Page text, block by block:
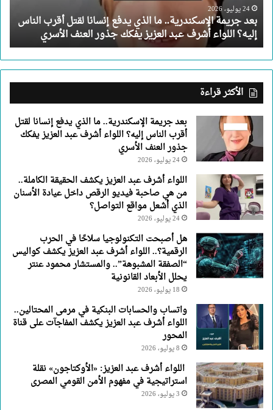
لقتل
أقرب
الناس
إليه؟
اللواء
أشرف
عبد
العزيز
جذور
العنف
الأسري
24 يوليو، 2026
بعد جريمة الإسكندرية.. ما الذي يدفع إنسانا لقتل أقرب الناس
إليه؟ اللواء أشرف عبد العزيز يفكك جذور العنف الأسري
الأكثر قراءة
بعد جريمة الإسكندرية.. ما الذي يدفع إنسانا لقتل
أقرب الناس إليه؟ اللواء أشرف عبد العزيز يفكك
جذور العنف الأسري
24 يوليو، 2026
اللواء أشرف عبد العزيز يكشف الحقيقة الكاملة..
من هي صاحبة فيديو الرقص داخل عيادة الأسنان
الذي أشعل مواقع التواصل؟
24 يوليو، 2026
هل أصبحت التكنولوجيا سلاحًا في الحرب
الرقمية؟.. اللواء أشرف عبد العزيز يكشف كواليس
“الصفقة المشبوهة”.. والمستشار محمود عنتر
يحلل الأبعاد القانونية
18 يوليو، 2026
واتساب والحسابات البنكية في مرمى المحتالين..
اللواء أشرف عبد العزيز يكشف المفاجآت على قناة
المحور
8 يوليو، 2026
اللواء أشرف عبد العزيز: «الأوكتاجون» نقلة
استراتيجية في مفهوم الأمن القومي المصرى
3 يوليو، 2026